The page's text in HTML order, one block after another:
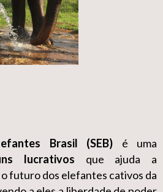
Brasil (SEB) é uma
lucrativos que ajuda a
futuro dos elefantes cativos da